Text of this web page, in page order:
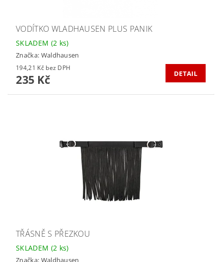
VODÍTKO WLADHAUSEN PLUS PANIK
SKLADEM (2 ks)
Značka: Waldhausen
194,21 Kč bez DPH
235 Kč DETAIL
TŘÁSNĚ S PŘEZKOU
SKLADEM (2 ks)
Značka: Waldhausen